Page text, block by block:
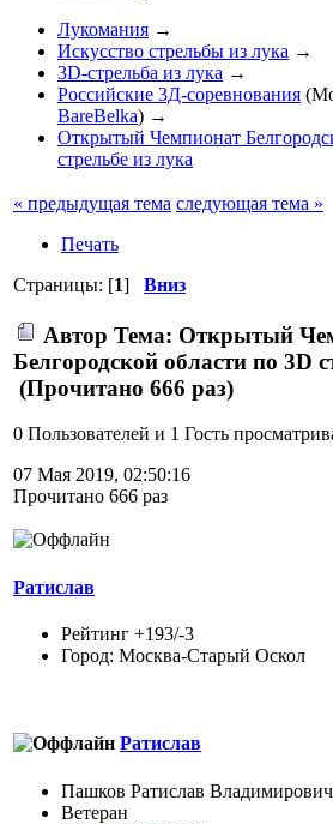
Лукомания →
Искусство стрельбы из лука →
3D-стрельба из лука →
Российские 3Д-соревнования
BareBelka) →
Открытый Чемпионат
стрельбе из лука
« предыдущая тема следующая тема »
Печать
Страницы: [1] Вниз
Автор Тема: Открытый
Белгородской области по 3D
(Прочитано 666 раз)
0 Пользователей и 1 Гость
07 Мая 2019, 02:50:16
Прочитано 666 раз
Ратислав
Рейтинг +193/-3
Город: Москва-Старый Оскол
Ратислав
Пашков Ратислав Владимирович
Ветеран